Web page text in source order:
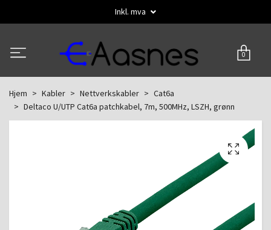
Inkl. mva
0
Hjem Kabler Nettverkskabler
Cat6a
Deltaco U/UTP Cat6a patchkabel, 7m, 500MHz, LSZH, grønn